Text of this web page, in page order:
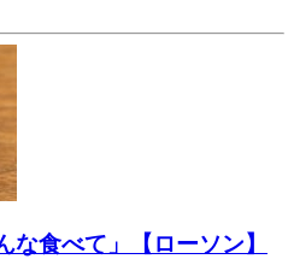
な食べて」【ローソン】